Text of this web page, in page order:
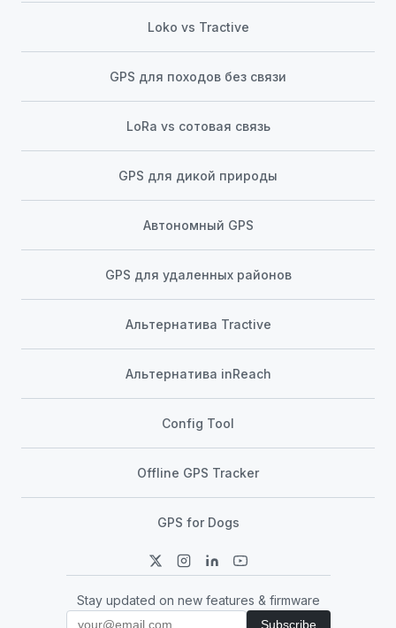
Loko vs Tractive
GPS для походов без связи
LoRa vs сотовая связь
GPS для дикой природы
Автономный GPS
GPS для удаленных районов
Альтернатива Tractive
Альтернатива inReach
Config Tool
Offline GPS Tracker
GPS for Dogs
Stay updated on new features & firmware
Subscribe